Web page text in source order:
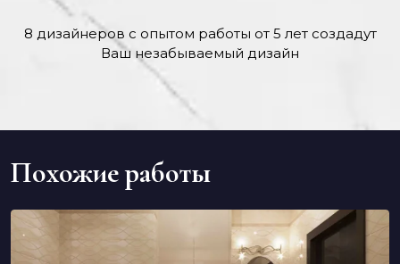
8 дизайнеров с опытом работы от 5 лет создадут
Ваш незабываемый дизайн
Похожие работы